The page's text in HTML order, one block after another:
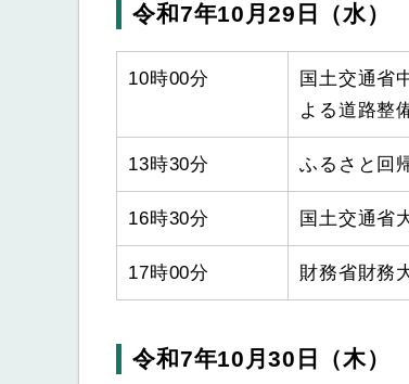
令和7年10月29日（水）
10時00分
国土交通省
よる道路整
13時30分 ふるさと回
16時30分 国土交通省
17時00分 財務省財務
令和7年10月30日（木）